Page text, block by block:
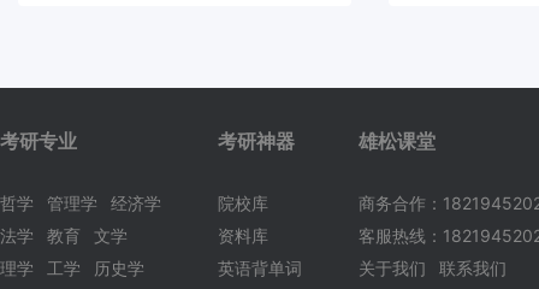
考研专业
哲学 管理学
经济学
法学
教育
文学
理学
工学
历史学
考研神器
院校库
资料库
英语背单词
雄松课堂
商务合作：
客服热线：
关于我们
联系我们